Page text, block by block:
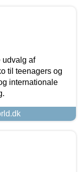
udvalg af
til teenagers og
internationale